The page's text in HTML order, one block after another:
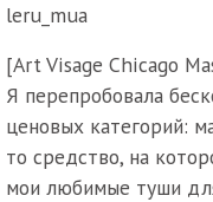
leru_mua
[Art Visage Chicago
Я перепробовала
ценовых категорий:
то средство, на
мои любимые туши